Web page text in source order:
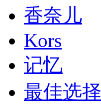
香奈儿
Kors
记忆
最佳选择